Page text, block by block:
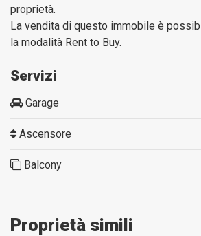
proprietà.
La vendita di questo immobile è
la modalità Rent to Buy.
Servizi
Garage
Ascensore
Balcony
Proprietà simili